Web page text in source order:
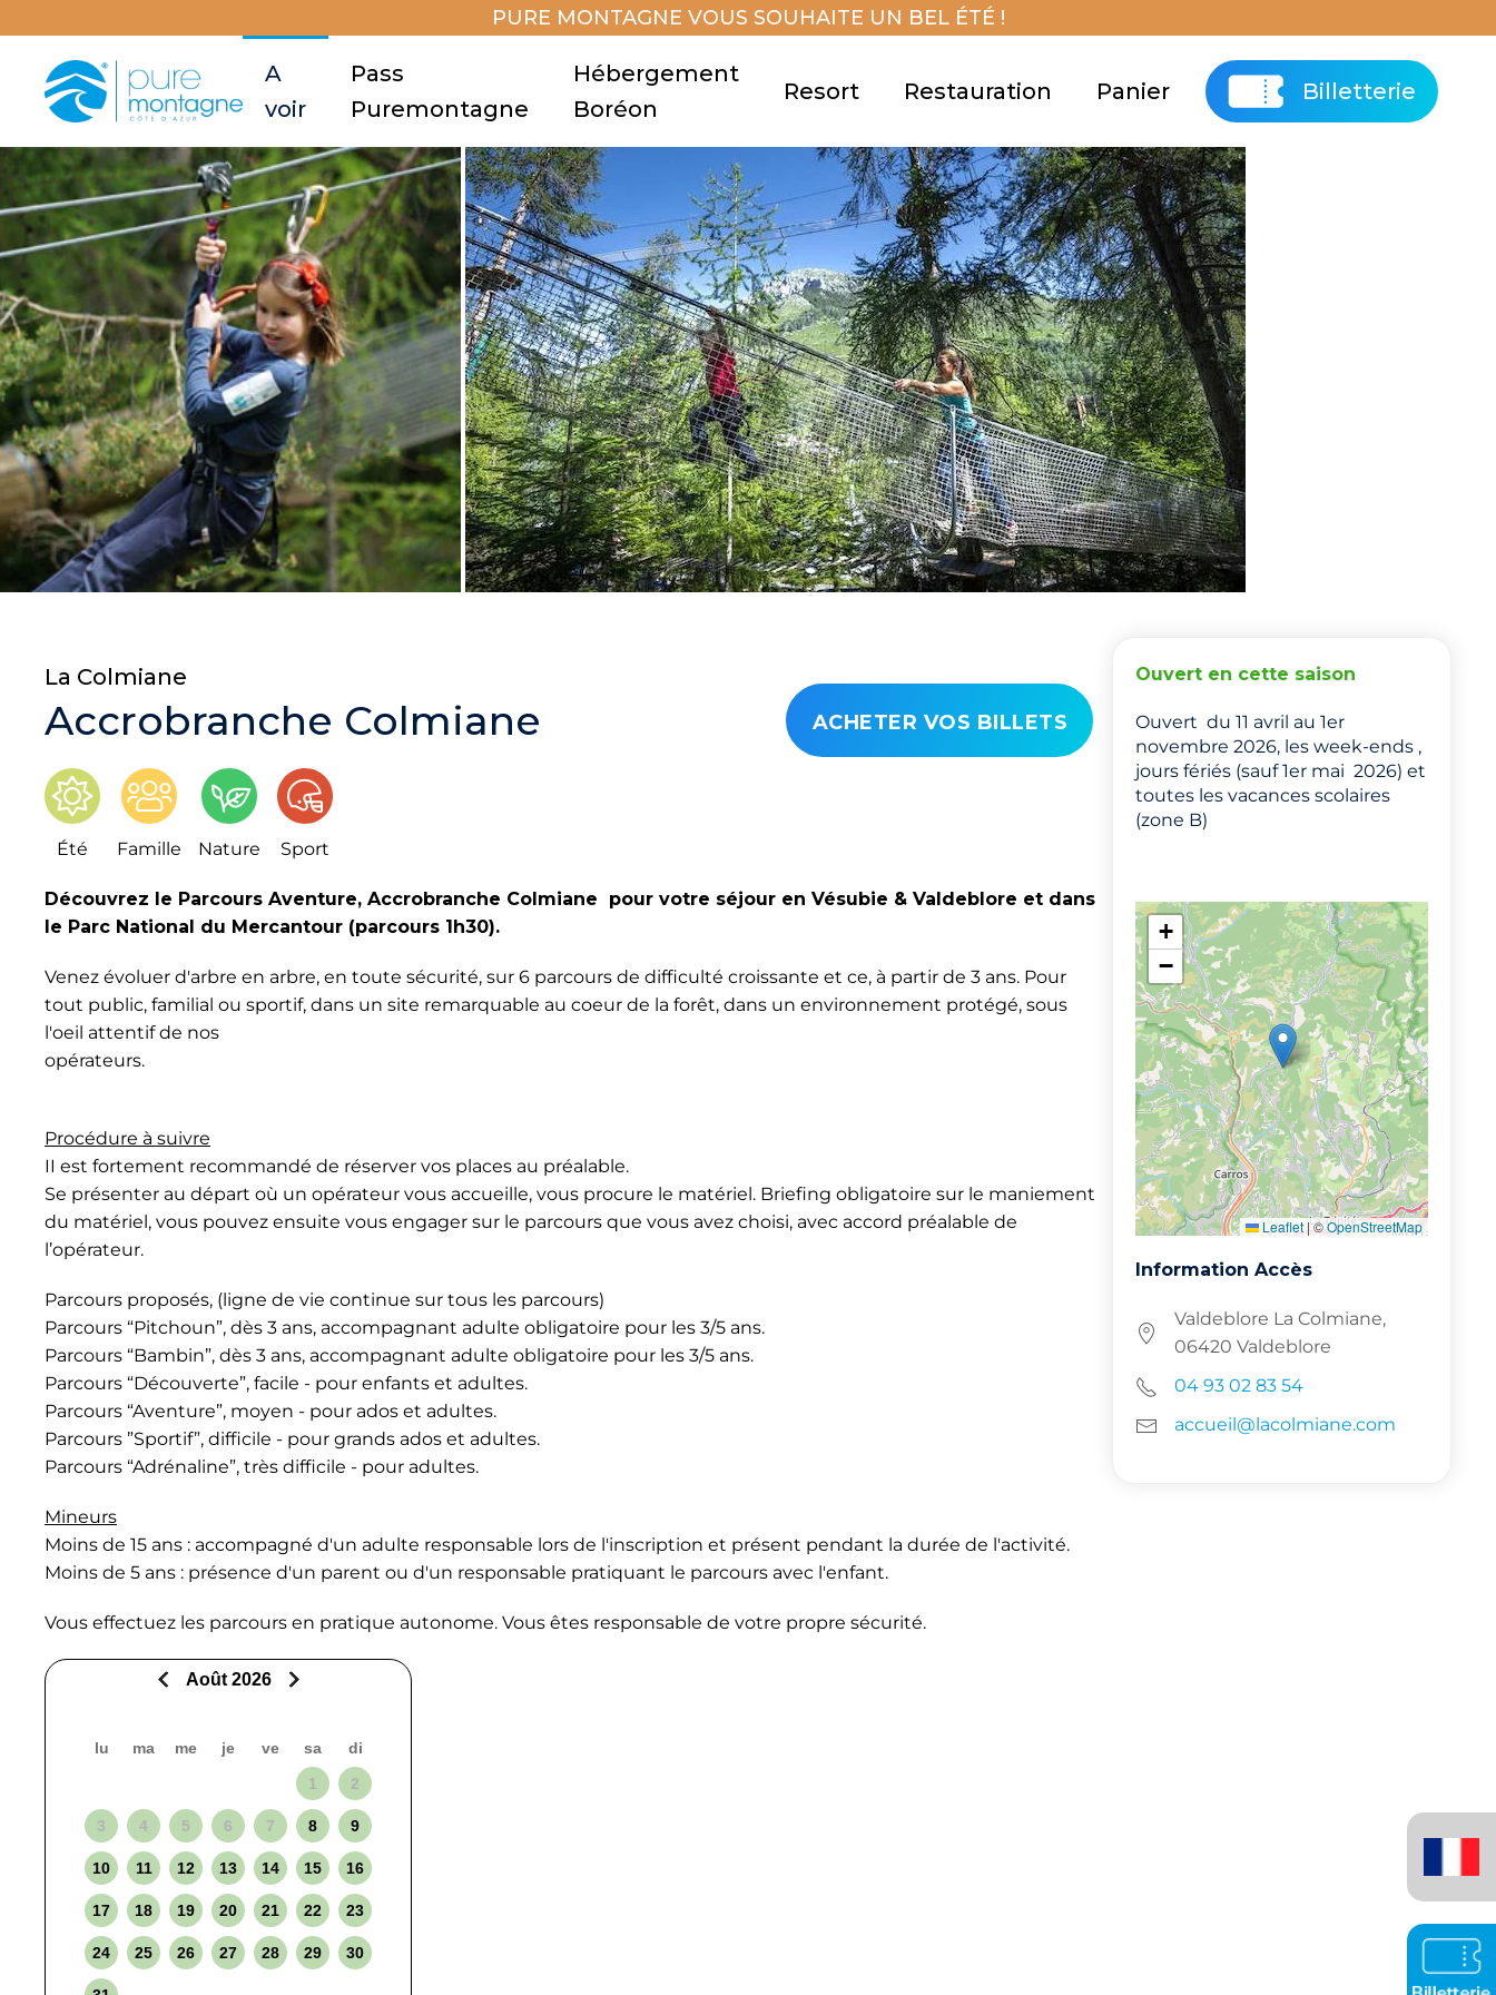
PURE MONTAGNE VOUS SOUHAITE UN BEL ÉTÉ !
A
voir
Pass
Puremontagne
Hébergement
Boréon
Resort Restauration Panier Billetterie
ACHETER VOS BILLETS
La Colmiane
Accrobranche Colmiane
Été Famille Nature Sport
Découvrez le Parcours Aventure, Accrobranche Colmiane pour votre séjour en Vésubie & Valdeblore et dans
le Parc National du Mercantour (parcours 1h30).
Venez évoluer d'arbre en arbre, en toute sécurité, sur 6 parcours de difficulté croissante et ce, à partir de 3 ans. Pour
tout public, familial ou sportif, dans un site remarquable au coeur de la forêt, dans un environnement protégé, sous
l'oeil attentif de nos
opérateurs.
Procédure à suivre
II est fortement recommandé de réserver vos places au préalable.
Se présenter au départ où un opérateur vous accueille, vous procure le matériel. Briefing obligatoire sur le maniement
du matériel, vous pouvez ensuite vous engager sur le parcours que vous avez choisi, avec accord préalable de
l’opérateur.
Parcours proposés, (ligne de vie continue sur tous les parcours)
Parcours “Pitchoun”, dès 3 ans, accompagnant adulte obligatoire pour les 3/5 ans.
Parcours “Bambin”, dès 3 ans, accompagnant adulte obligatoire pour les 3/5 ans.
Parcours “Découverte”, facile - pour enfants et adultes.
Parcours “Aventure”, moyen - pour ados et adultes.
Parcours ”Sportif”, difficile - pour grands ados et adultes.
Parcours “Adrénaline”, très difficile - pour adultes.
Mineurs
Moins de 15 ans : accompagné d'un adulte responsable lors de l'inscription et présent pendant la durée de l'activité.
Moins de 5 ans : présence d'un parent ou d'un responsable pratiquant le parcours avec l'enfant.
Vous effectuez les parcours en pratique autonome. Vous êtes responsable de votre propre sécurité.
Août 2026
lu ma me je ve sa
di
1
2
3 4 5 6 7 8 9
10 11 12 13 14 15 16
17 18 19 20 21 22 23
24 25 26 27 28 29 30
Ouvert en cette saison
Ouvert du 11 avril au 1er
novembre 2026, les week-ends ,
jours fériés (sauf 1er mai 2026) et
toutes les vacances scolaires
(zone B)
+
−
Leaflet|©OpenStreetMap
Information Accès
Valdeblore La Colmiane,
06420 Valdeblore
04 93 02 83 54
accueil@lacolmiane.com